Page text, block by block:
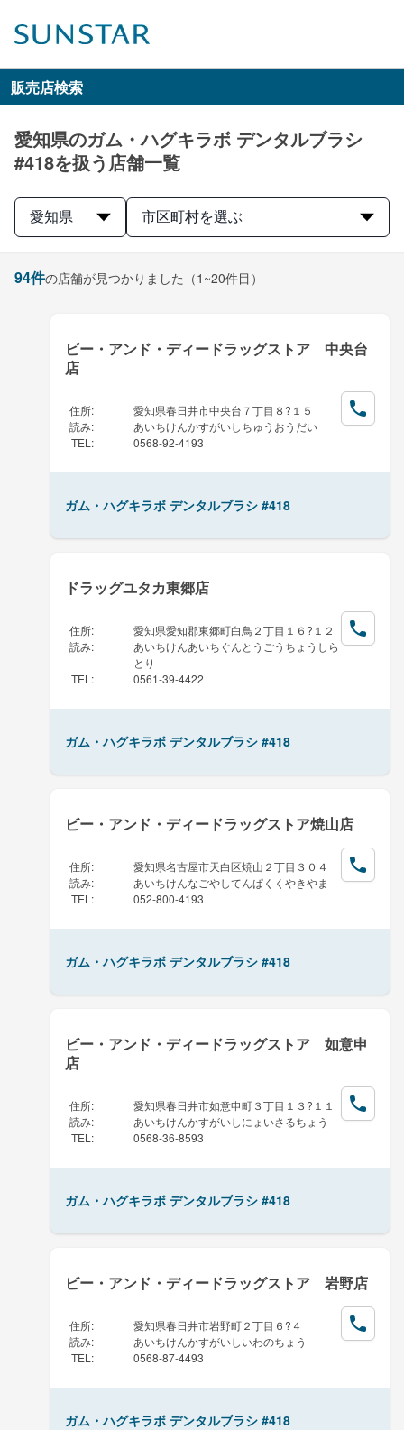
販売店検索
愛知県のガム・ハグキラボ デンタルブラシ
#418を扱う店舗一覧
愛知県 市区町村を選ぶ
94件の店舗が見つかりました （1~20件目）
ビー・アンド・ディードラッグストア 中央台
店
住所:
愛知県春日井市中央台７丁目８?１５
読み:
あいちけんかすがいしちゅうおうだい
TEL : 0568-92-4193
ガム・ハグキラボ デンタルブラシ #418
ドラッグユタカ東郷店
住所:
愛知県愛知郡東郷町白鳥２丁目１６?１２
読み:
あいちけんあいちぐんとうごうちょうしら
とり
TEL : 0561-39-4422
ガム・ハグキラボ デンタルブラシ #418
ビー・アンド・ディードラッグストア焼山店
住所:
愛知県名古屋市天白区焼山２丁目３０４
読み:
あいちけんなごやしてんぱくくやきやま
TEL : 052-800-4193
ガム・ハグキラボ デンタルブラシ #418
ビー・アンド・ディードラッグストア 如意申
店
住所:
愛知県春日井市如意申町３丁目１３?１１
読み:
あいちけんかすがいしにょいさるちょう
TEL : 0568-36-8593
ガム・ハグキラボ デンタルブラシ #418
ビー・アンド・ディードラッグストア 岩野店
住所:
愛知県春日井市岩野町２丁目６?４
読み:
あいちけんかすがいしいわのちょう
TEL : 0568-87-4493
ガム・ハグキラボ デンタルブラシ #418